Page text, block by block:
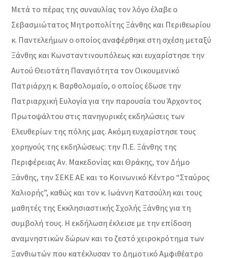
Μετά το πέρας της συναυλίας τον λόγο έλαβε ο
Σεβασμιώτατος Μητροπολίτης Ξάνθης και Περιθεωρίου
κ. Παντελεήμων ο οποίος αναφέρθηκε στη σχέση μεταξύ
Ξάνθης και Κωνσταντινουπόλεως και ευχαρίστησε την
Αυτού Θειοτάτη Παναγιότητα τον Οικουμενικό
Πατριάρχη κ. Βαρθολομαίο, ο οποίος έδωσε την
Πατριαρχική Ευλογία για την παρουσία του Άρχοντος
Πρωτοψάλτου στις πανηγυρικές εκδηλώσεις των
Ελευθερίων της πόλης μας. Ακόμη ευχαρίστησε τους
χορηγούς της εκδηλώσεως: την Π.Ε. Ξάνθης της
Περιφέρειας Αν. Μακεδονίας και Θράκης, τον Δήμο
Ξάνθης, την ΣΕΚΕ ΑΕ και το Κοινωνικό Κέντρο “Σταύρος
Χαλιορής”, καθώς και τον κ. Ιωάννη Κατσούλη και τους
μαθητές της Εκκλησιαστικής Σχολής Ξάνθης για τη
συμβολή τους. Η εκδήλωση έκλεισε με την επίδοση
αναμνηστικών δώρων και το ζεστό χειροκρότημα των
Ξανθιωτών που κατέκλυσαν το Δημοτικό Αμφιθέατρο